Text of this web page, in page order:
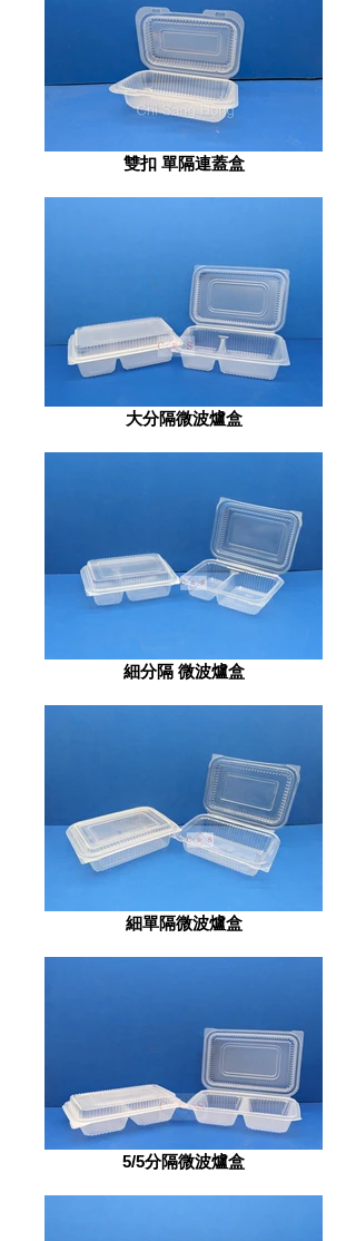
雙扣 單隔連蓋盒
大分隔微波爐盒
細分隔 微波爐盒
細單隔微波爐盒
5/5分隔微波爐盒